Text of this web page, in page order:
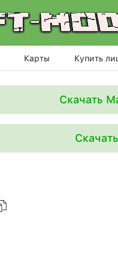
Карты Купить
Скачать